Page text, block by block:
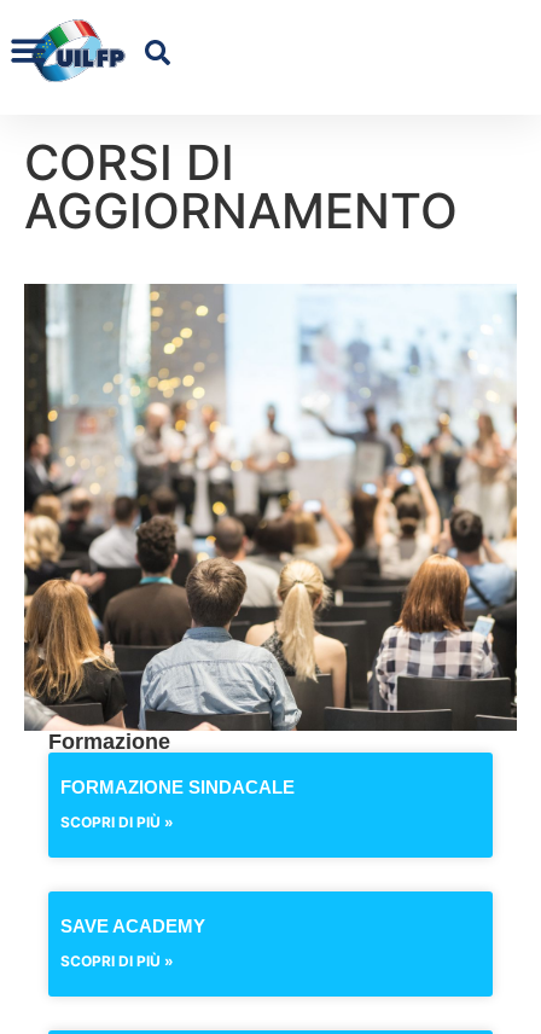
CORSI DI
AGGIORNAMENTO
Formazione
FORMAZIONE SINDACALE
SCOPRI DI PIÙ »
SAVE ACADEMY
SCOPRI DI PIÙ »